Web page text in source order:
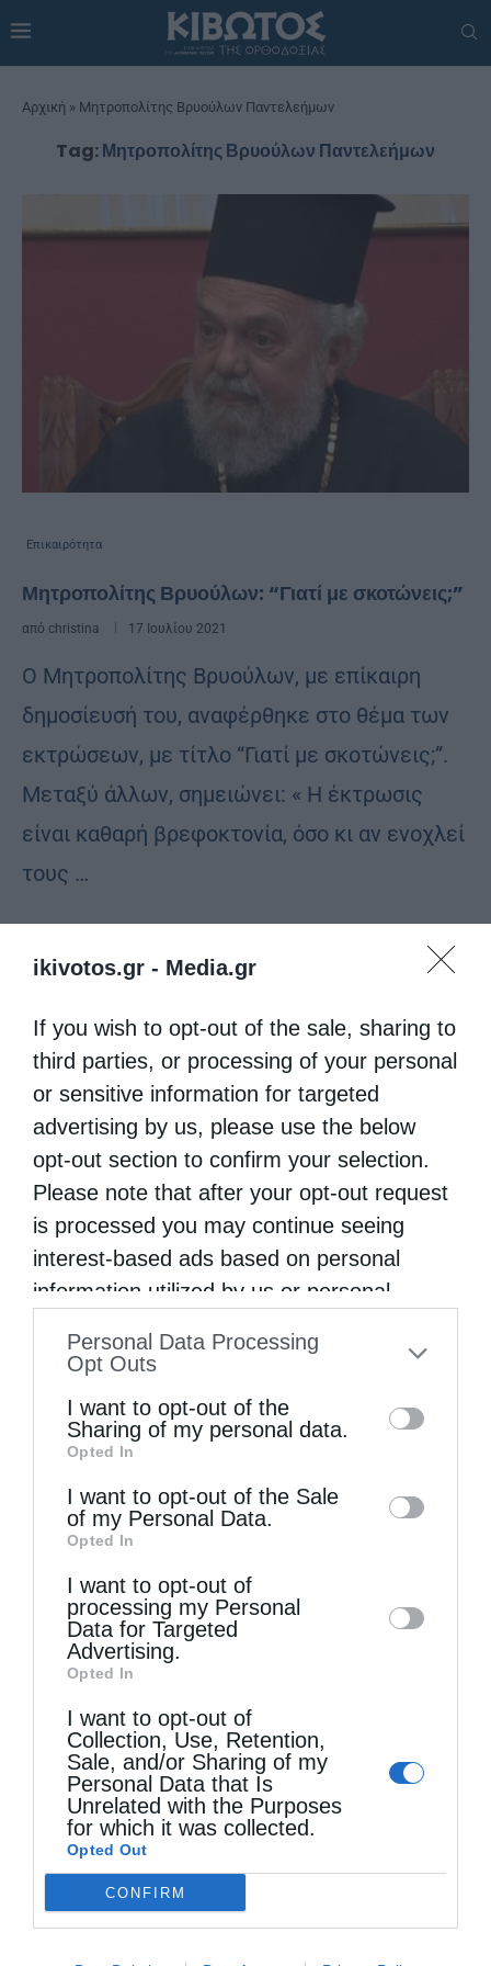
ikivotos.gr - Media.gr
If you wish to opt-out of the sale, sharing to
third parties, or processing of your personal
or sensitive information for targeted
advertising by us, please use the below
opt-out section to confirm your selection.
Please note that after your opt-out request
is processed you may continue seeing
interest-based ads based on personal
information utilized by us or personal
to your opt-out. You may separately opt-out
information by third parties on the IAB’s list
of downstream participants. This
information may also be disclosed by us to
third parties on theIAB’s List of
Downstream Participants
disclose it to other third parties.
Personal Data Processing
Opt Outs
I want to opt-out of the
Sharing of my personal data.
Opted In
I want to opt-out of the Sale
of my Personal Data.
Opted In
I want to opt-out of
processing my Personal
Data for Targeted
Advertising.
Opted In
I want to opt-out of
Collection, Use, Retention,
Sale, and/or Sharing of my
Personal Data that Is
Unrelated with the Purposes
for which it was collected.
Opted Out
CONFIRM
Αρχική » Μητροπολίτης Βρυούλων Παντελεήμων
Tag:Μητροπολίτης Βρυούλων Παντελεήμων
Επικαιρότητα
Μητροπολίτης Βρυούλων: “Γιατί με σκοτώνεις;”
από christina 17 Ιουλίου 2021
Ο Μητροπολίτης Βρυούλων, με επίκαιρη
δημοσίευσή του, αναφέρθηκε στο θέμα των
εκτρώσεων, με τίτλο “Γιατί με σκοτώνεις;”.
Μεταξύ άλλων, σημειώνει: « Η έκτρωσις
είναι καθαρή βρεφοκτονία, όσο κι αν ενοχλεί
τους …
Τελευταία άρθρα
Ιερά Παράκληση προς την Υπεραγία Θεοτόκο στα
Φαβριανά Μονοφατσίου
Θεία Λειτουργία στην Παναγιά Πεδιάδος
Θεία Λειτουργία στο Μασταμπά Ηρακλείου